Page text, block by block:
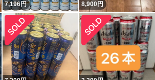
7,196円 8,900円